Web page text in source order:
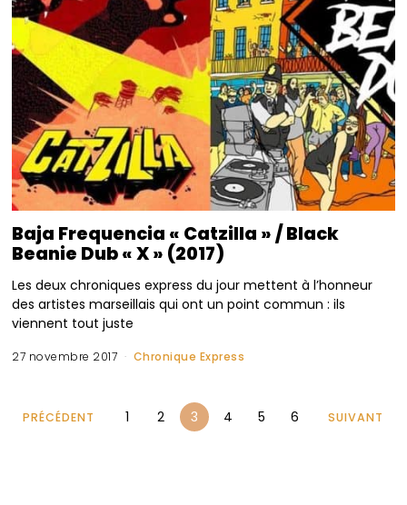
Baja Frequencia « Catzilla » / Black
Beanie Dub « X » (2017)
Les deux chroniques express du jour mettent à l’honneur
des artistes marseillais qui ont un point commun : ils
viennent tout juste
27 novembre 2017 Chronique Express
PRÉCÉDENT 1 2 3 4 5 6 SUIVANT